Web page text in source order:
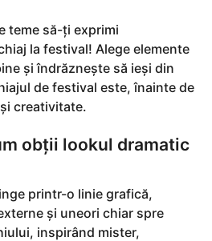
teme să-ți exprimi
la festival! Alege elemente
și îndrăznește să ieși din
de festival este, înainte de
creativitate.
obții lookul dramatic
printr-o linie grafică,
și uneori chiar spre
inspirând mister,